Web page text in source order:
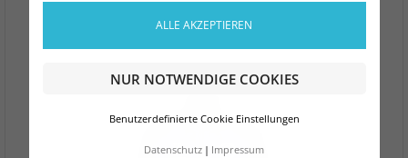
ALLE AKZEPTIEREN
NUR NOTWENDIGE COOKIES
Benutzerdefinierte Cookie Einstellungen
Datenschutz Impressum